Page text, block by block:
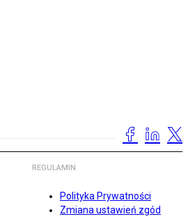
REGULAMIN
Polityka Prywatności
Zmiana ustawień zgód